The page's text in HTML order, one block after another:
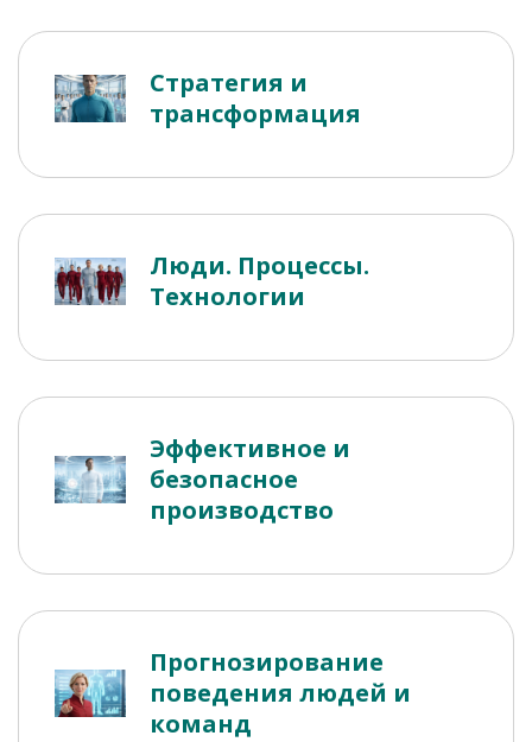
Стратегия и
трансформация
Люди. Процессы.
Технологии
Эффективное и
безопасное
производство
Прогнозирование
поведения людей и
команд